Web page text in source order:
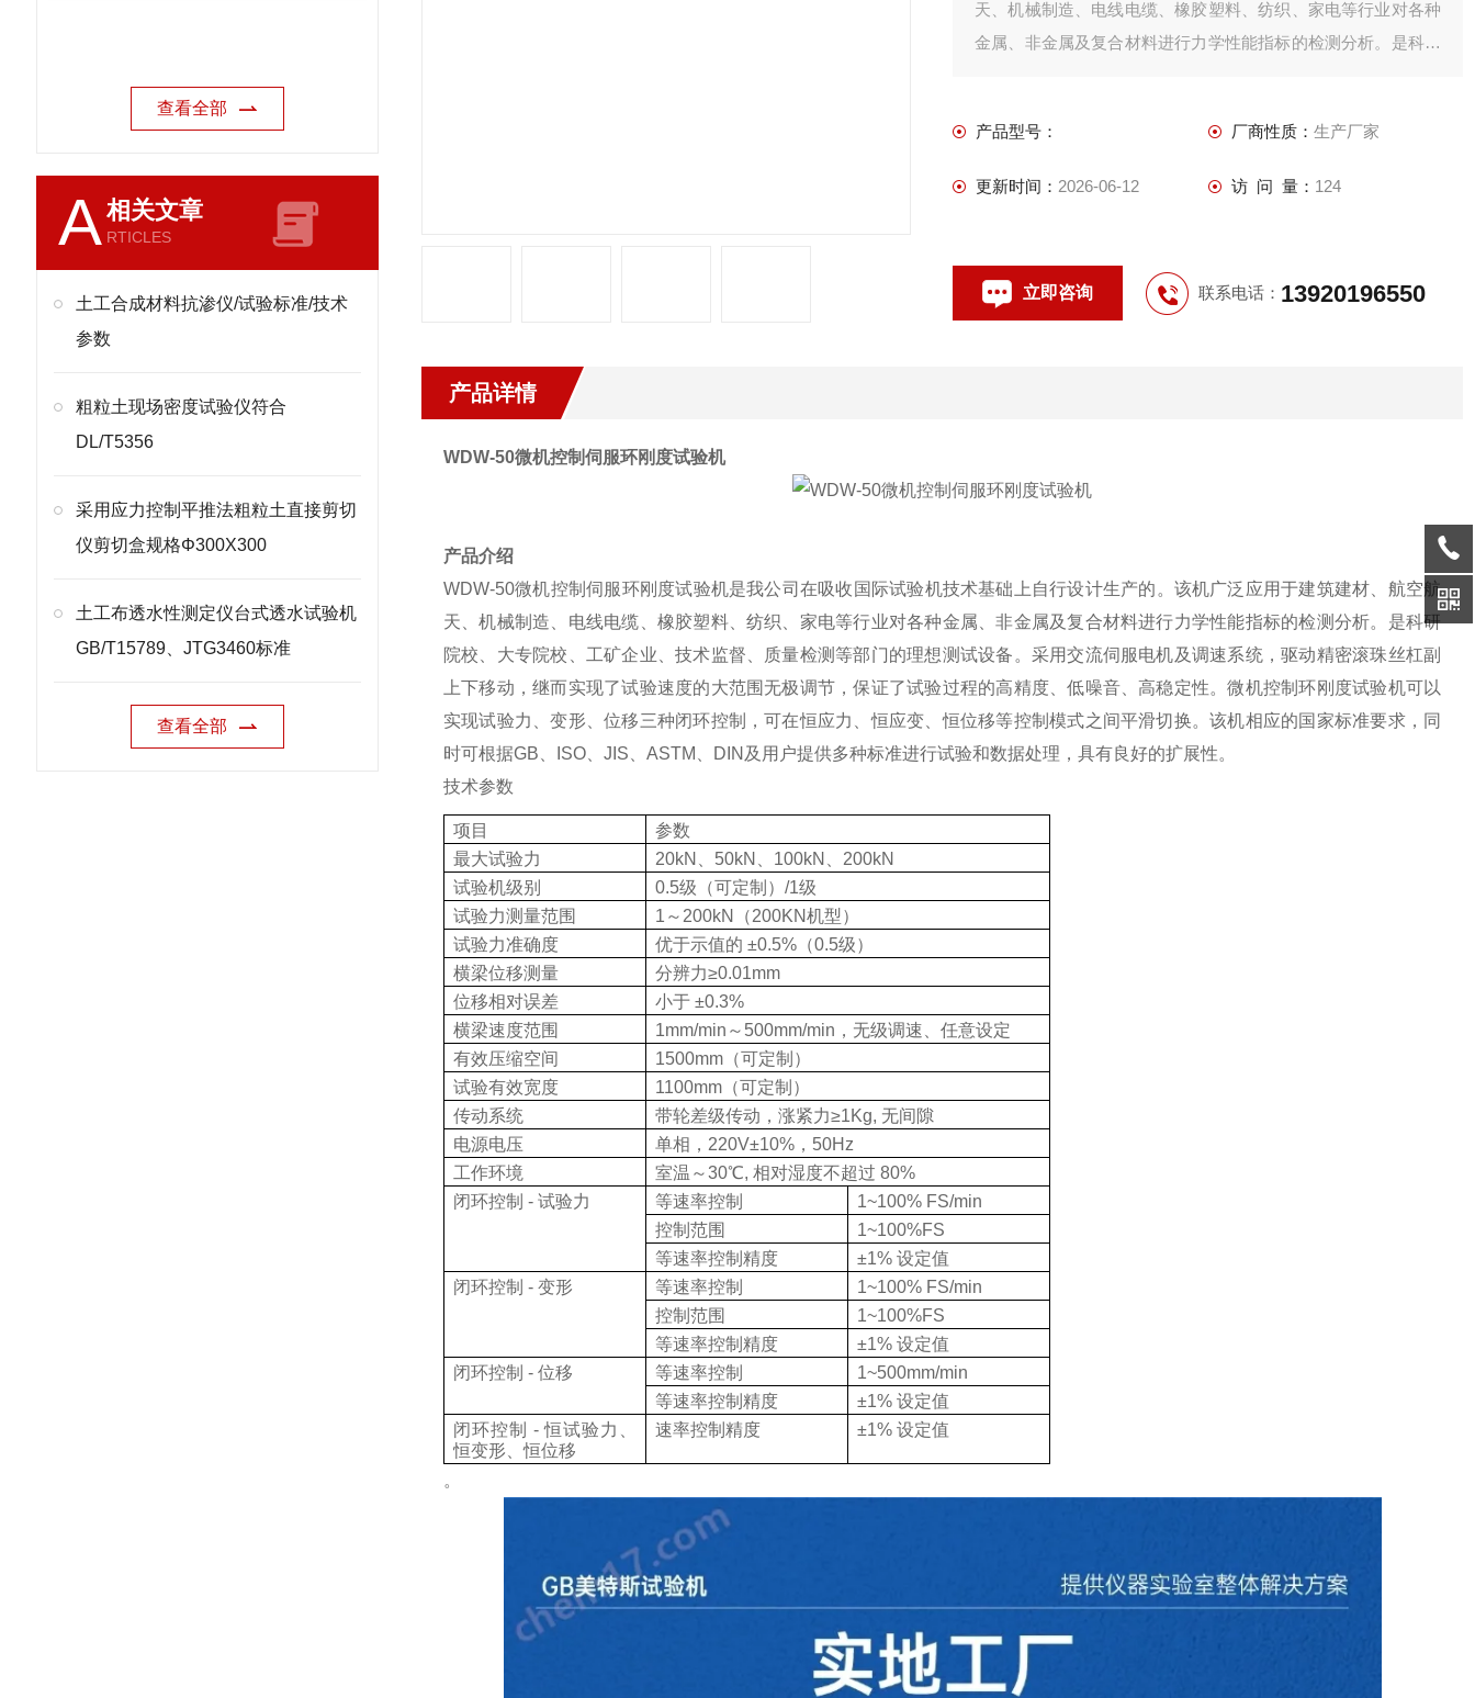
查看全部
A相关文章
RTICLES
土工合成材料抗渗仪/试验标准/技术
参数
粗粒土现场密度试验仪符合
DL/T5356
采用应力控制平推法粗粒土直接剪切
仪剪切盒规格Φ300X300
土工布透水性测定仪台式透水试验机
GB/T15789、JTG3460标准
查看全部
天、机械制造、电线电缆、橡胶塑料、纺织、家电等行业对各种
金属、非金属及复合材料进行力学性能指标的检测分析。是科研
产品型号：
厂商性质： 生产厂家
更新时间： 2026-06-12 访 问 量： 124
立即咨询 联系电话： 13920196550
产品详情
WDW-50微机控制伺服环刚度试验机
产品介绍
WDW-50微机控制伺服环刚度试验机是我公司在吸收国际试验机技术基础上自行设计生产的。该机广泛应用于建筑建材、航空航
天、机械制造、电线电缆、橡胶塑料、纺织、家电等行业对各种金属、非金属及复合材料进行力学性能指标的检测分析。是科研
院校、大专院校、工矿企业、技术监督、质量检测等部门的理想测试设备。采用交流伺服电机及调速系统，驱动精密滚珠丝杠副
上下移动，继而实现了试验速度的大范围无极调节，保证了试验过程的高精度、低噪音、高稳定性。微机控制环刚度试验机可以
实现试验力、变形、位移三种闭环控制，可在恒应力、恒应变、恒位移等控制模式之间平滑切换。该机相应的国家标准要求，同
时可根据GB ISO JIS ASTM DIN 及用户提供多种标准进行试验和数据处理，具有良好的扩展性。
技术参数
项目
参数
最大试验力
20kN 50kN 100kN
200kN
试验机级别
0.5级（可定制） /1级
试验力测量范围
1 ～ 200kN （200KN机型）
试验力准确度
优于示值的 ±0.5% （0.5级）
横梁位移测量
分辨力≥0.01mm
位移相对误差
小于 ±0.3%
横梁速度范围
1mm/min ～ 500mm/min ，无级调速、任意设定
有效压缩空间
1500mm （可定制）
试验有效宽度
1100mm （可定制）
传动系统
带轮差级传动，涨紧力≥1Kg, 无间隙
电源电压
单相， 220V±10% ， 50Hz
工作环境
室温～30℃, 相对湿度不超过 80%
闭环控制 - 试验力 等速率控制
1~100% FS/min
控制范围
1~100%FS
等速率控制精度
±1% 设定值
闭环控制 - 变形 等速率控制
1~100% FS/min
控制范围
1~100%FS
等速率控制精度
±1% 设定值
闭环控制 - 位移 等速率控制
1~500mm/min
等速率控制精度
±1% 设定值
闭环控制 -恒试验力、
恒变形、恒位移
速率控制精度 ±1% 设定值
。